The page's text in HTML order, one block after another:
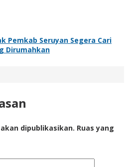
Pemkab Seruyan Segera Cari
Dirumahkan
dipublikasikan. Ruas yang